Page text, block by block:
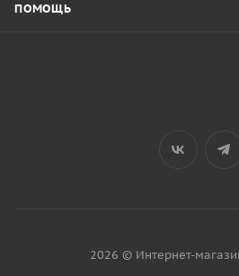
ПОМОЩЬ
2026 © Интернет-